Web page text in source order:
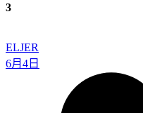
3
ELJER
6月4日